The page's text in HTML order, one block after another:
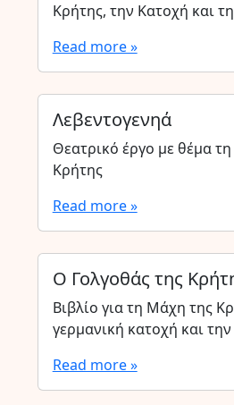
Κρήτης, την Κατοχή και
Read more »
Λεβεντογενηά
Θεατρικό έργο με θέμα
Κρήτης
Read more »
Ο Γολγοθάς της
Βιβλίο για τη Μάχη της
γερμανική κατοχή και
Read more »